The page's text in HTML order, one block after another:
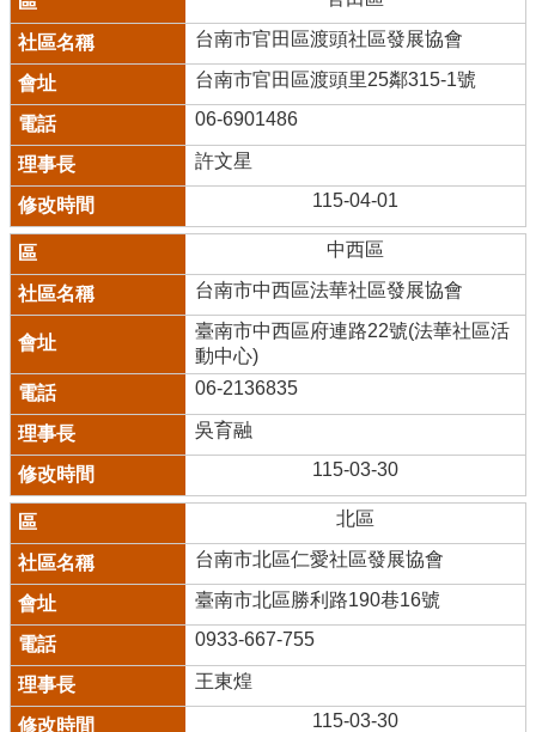
台南市官田區渡頭社區發展協會
台南市官田區渡頭里25鄰315-1號
06-6901486
許文星
115-04-01
中西區
台南市中西區法華社區發展協會
臺南市中西區府連路22號(法華社區活
動中心)
06-2136835
吳育融
115-03-30
北區
台南市北區仁愛社區發展協會
臺南市北區勝利路190巷16號
0933-667-755
王東煌
115-03-30